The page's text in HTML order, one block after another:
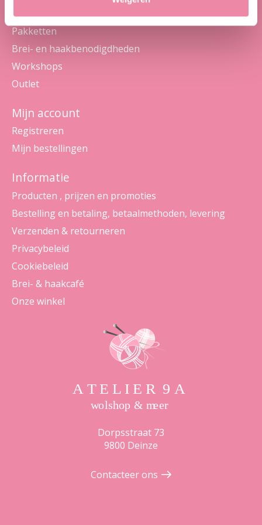
Wol en garens
Pakketten
Brei- en haakbenodigdheden
Workshops
Outlet
Mijn account
Registreren
Mijn bestellingen
Informatie
Producten , prijzen en promoties
Bestelling en betaling, betaalmethoden, levering
Verzenden & retourneren
Privacybeleid
Cookiebeleid
Brei- & haakcafé
Onze winkel
Dorpsstraat 73
9800 Deinze
Contacteer ons